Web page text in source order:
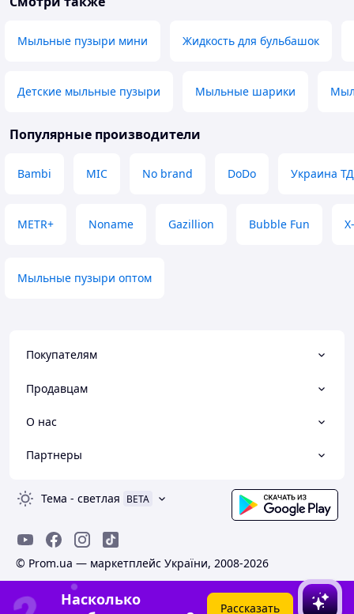
Мыльные пузыри мини Жидкость для бульбашок
Детские мыльные пузыри Мыльные шарики
Популярные производители
Bambi MIC No brand DoDo Украина ТД
METR+ Noname Gazillion Bubble Fun
Мыльные пузыри оптом
Покупателям
Продавцам
О нас
Партнеры
Тема - светлая BETA
© Prom.ua — маркетплейс України, 2008-2026
Насколько
Рассказать